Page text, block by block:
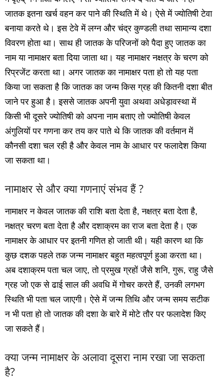
जातक इतना खर्च वहन कर पाने की स्थिति में थे। ऐसे में ज्‍योतिषी टेवा
बनाया करते थे। इस टेवे में लग्‍न और चंद्र कुण्‍डली तथा सामान्‍य दशा
विवरण होता था। साथ ही जातक के परिजनों को पैदा हुए जातक का
नाम या नामाक्षर बता दिया जाता था। यह नामाक्षर नक्षत्र के चरण को
रिप्रजेंट करता था। अगर जातक का नामाक्षर पता हो तो यह पता
किया जा सकता है कि जातक का जन्‍म किस ग्रह की कितनी दशा बीत
जाने पर हुआ है। इससे जातक अपनी युवा अथवा अधेड़ावस्‍था में
किसी भी दूसरे ज्‍योतिषी को अपना नाम बताए तो ज्‍योतिषी केवल
अंगुलियों पर गणना कर तय कर पाते थे कि जातक की वर्तमान में
कौनसी दशा चल रही है और केवल नाम के आधार पर फलादेश किया
जा सकता था।
नामाक्षर से और क्‍या गणनाएं संभव हैं ?
नामाक्षर न केवल जातक की राशि बता देता है, नक्षत्र बता देता है,
नक्षत्र चरण बता देता है और दशाक्रम का राज बता देता है। एक
नामाक्षर के आधार पर इतनी गणित हो जाती थी। यही कारण था कि
कुछ दशक पहले तक जन्‍म नामाक्षर बहुत महत्‍वपूर्ण हुआ करता था।
अब दशाक्रम पता चल जाए, तो प्रमुख ग्रहों जैसे शनि, गुरू, राहु जैसे
ग्रह जो एक से ढाई साल की अवधि में गोचर करते हैं, उनकी लगभग
स्थिति भी पता चल जाएगी। ऐसे में जन्‍म तिथि और जन्‍म समय सटीक
न भी पता हो तो जातक की दशा के बारे में मोटे तौर पर फलादेश किए
जा सकते हैं।
क्‍या जन्‍म नामाक्षर के अलावा दूसरा नाम रखा जा सकता
है?